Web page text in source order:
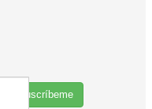
Suscríbeme